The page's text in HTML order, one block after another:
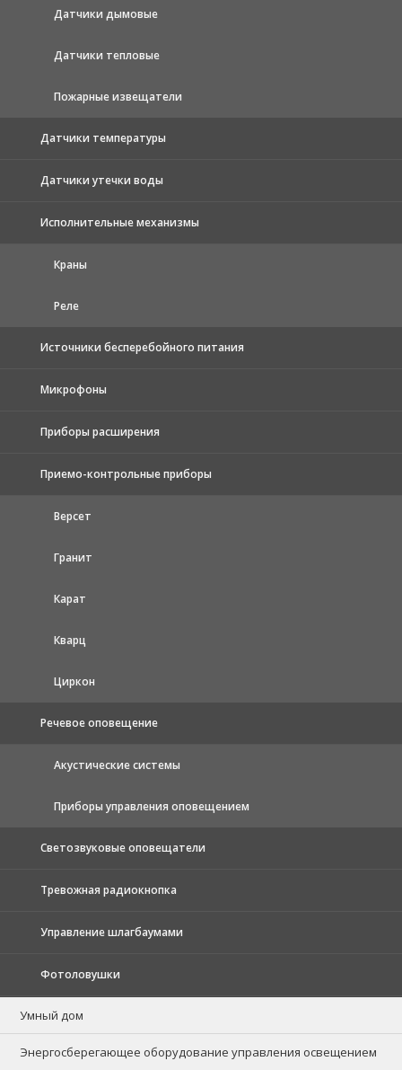
Датчики дымовые
Датчики тепловые
Пожарные извещатели
Датчики температуры
Датчики утечки воды
Исполнительные механизмы
Краны
Реле
Источники бесперебойного питания
Микрофоны
Приборы расширения
Приемо-контрольные приборы
Версет
Гранит
Карат
Кварц
Циркон
Речевое оповещение
Акустические системы
Приборы управления оповещением
Светозвуковые оповещатели
Тревожная радиокнопка
Управление шлагбаумами
Фотоловушки
Умный дом
Энергосберегающее оборудование управления освещением